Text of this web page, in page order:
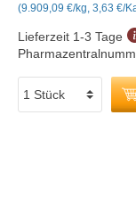
(9.909,09 €/kg, 3,63 €/
Lieferzeit 1-3 Tage